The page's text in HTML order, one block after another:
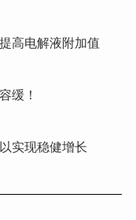
高电解液附加值
缓！
实现稳健增长